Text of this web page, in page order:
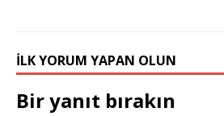
İLK YORUM YAPAN OLUN
Bir yanıt bırakın